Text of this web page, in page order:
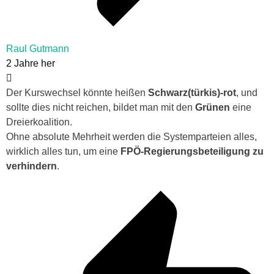
Raul Gutmann
2 Jahre her
Der Kurswechsel könnte heißen Schwarz(türkis)-rot, und
sollte dies nicht reichen, bildet man mit den Grünen eine
Dreierkoalition.
Ohne absolute Mehrheit werden die Systemparteien alles,
wirklich alles tun, um eine FPÖ-Regierungsbeteiligung zu
verhindern.